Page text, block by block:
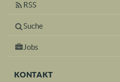
RSS
Suche
Jobs
KONTAKT